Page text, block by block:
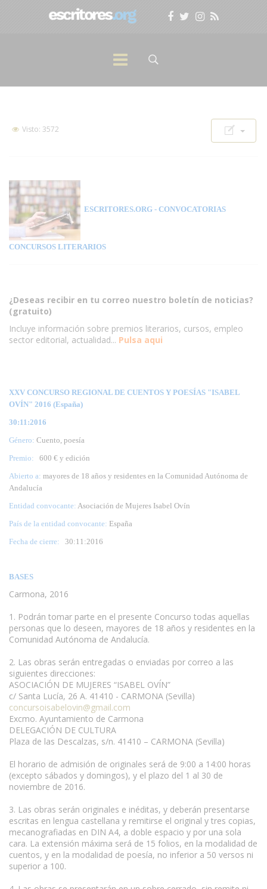
Visto: 3572
ESCRITORES.ORG - CONVOCATORIAS
CONCURSOS LITERARIOS
¿Deseas recibir en tu correo nuestro boletín de noticias?
(gratuito)
Incluye información sobre premios literarios, cursos, empleo
sector editorial, actualidad... Pulsa aqui
XXV CONCURSO REGIONAL DE CUENTOS Y POESÍAS "ISABEL
OVÍN" 2016 (España)
30:11:2016
Género: Cuento, poesía
Premio:
600 € y edición
Abierto a: mayores de 18 años y residentes en la Comunidad Autónoma de
Andalucía
Entidad convocante: Asociación de Mujeres Isabel Ovín
País de la entidad convocante: España
Fecha de cierre: 30:11:2016
BASES
Carmona, 2016
1. Podrán tomar parte en el presente Concurso todas aquellas
personas que lo deseen, mayores de 18 años y residentes en la
Comunidad Autónoma de Andalucía.
2. Las obras serán entregadas o enviadas por correo a las
siguientes direcciones:
ASOCIACIÓN DE MUJERES “ISABEL OVÍN”
c/ Santa Lucía, 26 A. 41410 - CARMONA (Sevilla)
concursoisabelovin@gmail.com
Excmo. Ayuntamiento de Carmona
DELEGACIÓN DE CULTURA
Plaza de las Descalzas, s/n. 41410 – CARMONA (Sevilla)
El horario de admisión de originales será de 9:00 a 14:00 horas
(excepto sábados y domingos), y el plazo del 1 al 30 de
noviembre de 2016.
3. Las obras serán originales e inéditas, y deberán presentarse
escritas en lengua castellana y remitirse el original y tres copias,
mecanografiadas en DIN A4, a doble espacio y por una sola
cara. La extensión máxima será de 15 folios, en la modalidad de
cuentos, y en la modalidad de poesía, no inferior a 50 versos ni
superior a 100.